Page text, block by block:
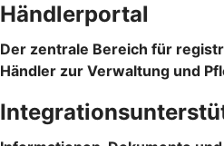
Händlerportal
Der zentrale Bereich für
Händler zur Verwaltung und